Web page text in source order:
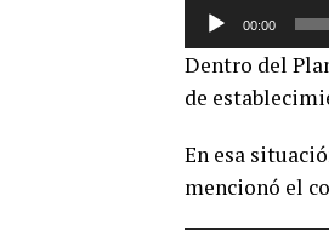
Reproductor
audio
00:00
Dentro del
de
En esa
mencionó el